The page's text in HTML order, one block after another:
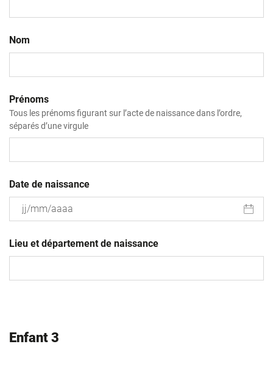
Nom
Prénoms
Tous les prénoms figurant sur l’acte de naissance dans l’ordre,
séparés d’une virgule
Date de naissance
slash
MM
Lieu et département de naissance
Enfant 3